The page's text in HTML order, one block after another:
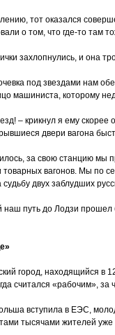
тот оказался
о том, что где-то там
захлопнулись, и она
под звездами нам
машиниста, которому
– крикнул я ему
двери вагона
за свою станцию мы
вагонов. Мы по
двух заблудших
путь до Лодзи прошел
город, находящийся в
считался «рабочим»,
вступила в ЕЭС,
тысячами жителей